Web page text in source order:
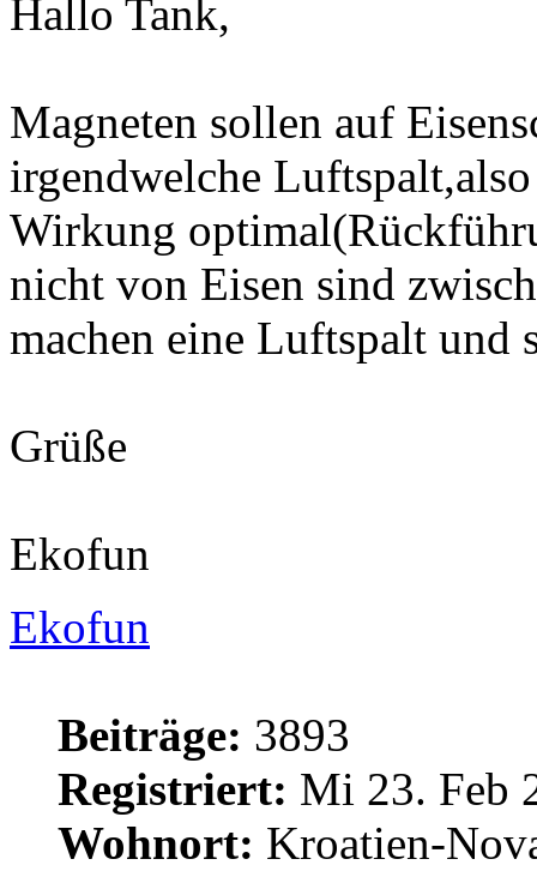
Hallo Tank,
Magneten sollen auf
irgendwelche
Wirkung
nicht von Eisen sind
machen eine Luftspalt und
Grüße
Ekofun
Ekofun
Beiträge: 3893
Registriert: Mi 23. Feb
Wohnort: Kroatien-